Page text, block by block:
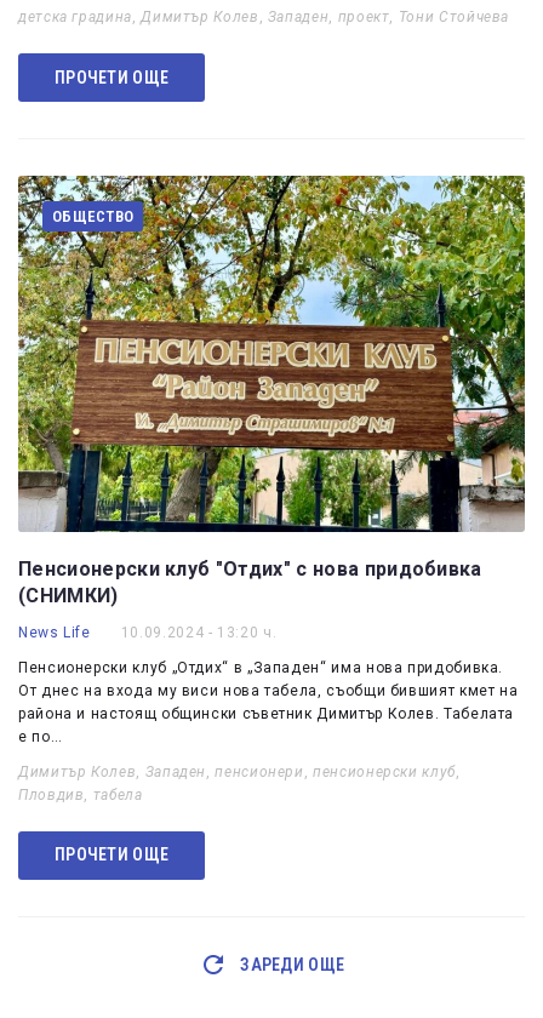
детска градина,Димитър Колев , Западен, проект, Тони Стойчева
ПРОЧЕТИ ОЩЕ
ОБЩЕСТВО
Пенсионерски клуб "Отдих" с нова придобивка
(СНИМКИ)
News Life 10.09.2024 - 13:20 ч.
Пенсионерски клуб „Отдих“ в „Западен“ има нова придобивка.
От днес на входа му виси нова табела, съобщи бившият кмет на
района и настоящ общински съветник Димитър Колев. Табелата
е по…
Димитър Колев Западен ,пенсионери ,пенсионерски клуб
Пловдив
табела
ПРОЧЕТИ ОЩЕ
ЗАРЕДИ ОЩЕ